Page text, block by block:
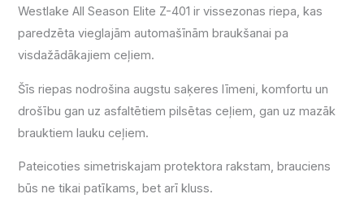
Westlake All Season Elite Z-401 ir vissezonas riepa, kas
paredzēta vieglajām automašīnām braukšanai pa
visdažādākajiem ceļiem.
Šīs riepas nodrošina augstu saķeres līmeni, komfortu un
drošību gan uz asfaltētiem pilsētas ceļiem, gan uz mazāk
brauktiem lauku ceļiem.
Pateicoties simetriskajam protektora rakstam, brauciens
būs ne tikai patīkams, bet arī kluss.